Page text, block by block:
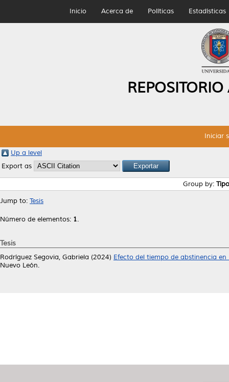
Inicio Acerca de Políticas Estadísticas
Iniciar
Up a level
Export as
Group by:
Jump to: Tesis
Número de elementos: 1.
Tesis
Rodríguez Segovia, Gabriela (2024) Efecto del tiempo de abstinencia
Nuevo León.